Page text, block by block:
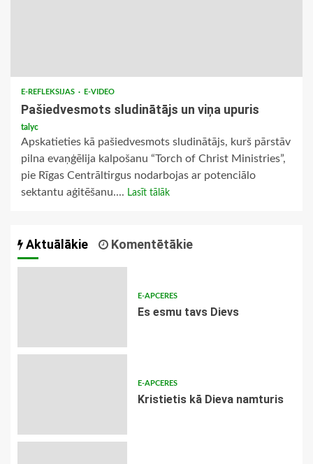
E-REFLEKSIJAS E-VIDEO
Pašiedvesmots sludinātājs un viņa upuris
talyc
Apskatieties kā pašiedvesmots sludinātājs, kurš pārstāv
pilna evaņģēlija kalpošanu “Torch of Christ Ministries”,
pie Rīgas Centrāltirgus nodarbojas ar potenciālo
sektantu aģitēšanu.... Lasīt tālāk
Aktuālākie Komentētākie
E-APCERES
Es esmu tavs Dievs
E-APCERES
Kristietis kā Dieva namturis